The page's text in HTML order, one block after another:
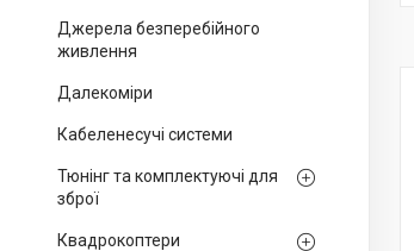
Джерела безперебійного
живлення
Далекоміри
Кабеленесучі системи
Тюнінг та комплектуючі для
зброї
Квадрокоптери